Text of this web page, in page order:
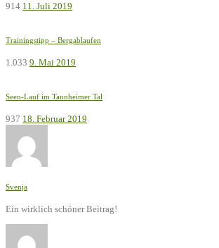
914 11. Juli 2019
Trainingstipp – Bergablaufen
1.033 9. Mai 2019
Seen-Lauf im Tannheimer Tal
937 18. Februar 2019
Svenja
Ein wirklich schöner Beitrag!